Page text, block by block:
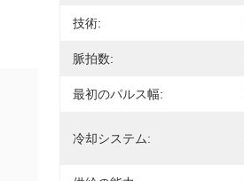
技術:
脈拍数:
最初のパルス幅:
冷却システム: